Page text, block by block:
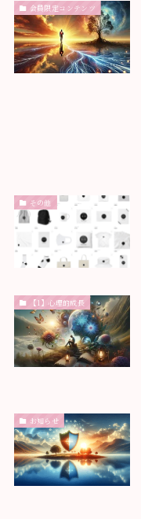
会員限定コンテンツ
その他
【1】心理的成長
お知らせ